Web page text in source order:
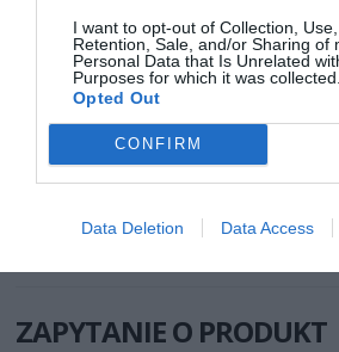
I want to opt-out of Collection, Use,
Retention, Sale, and/or Sharing of
Personal Data that Is Unrelated
Purposes for which it was collected.
Opted Out
CONFIRM
Data Deletion Data Access
Kod producenta CQ3047S
producenta
LogiLink
2direct GmbH
58579 Schalksmühle
Niemcy
Telefon: +49 2355 500 0
E-mail: info@2direct.de
Strona internetowa:
Pomoc
techniczna
http://www.logilink.eu/
seticlanguage=en
ZAPYTANIE O PRODUKT